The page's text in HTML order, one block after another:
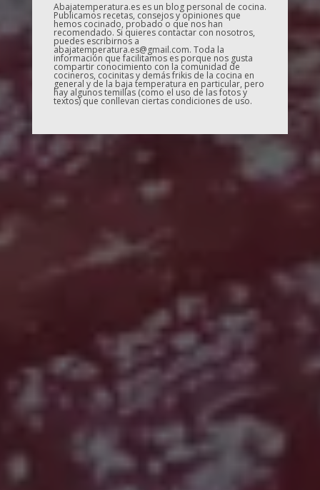
Abajatemperatura.es es un blog personal de cocina.
Publicamos recetas, consejos y opiniones que
hemos cocinado, probado o que nos han
recomendado. Si quieres contactar con nosotros,
puedes escribirnos a
abajatemperatura.es@gmail.com. Toda la
información que facilitamos es porque nos gusta
compartir conocimiento con la comunidad de
cocineros, cocinitas y demás frikis de la cocina en
general y de la baja temperatura en particular, pero
hay algunos temillas (como el uso de las fotos y
textos) que conllevan ciertas condiciones de uso.